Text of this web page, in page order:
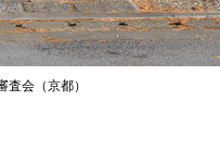
査会（京都）